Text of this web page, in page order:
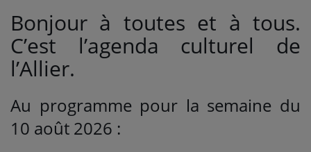
PODCASTS
Agenda
Titres diffusés
Bonjour à toutes et à tous.
C’est l’agenda culturel de
l’Allier.
Au programme pour la semaine du
10 août 2026 :